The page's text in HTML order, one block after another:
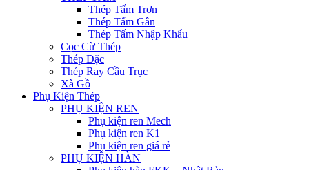
Thép Tấm Trơn
Thép Tấm Gân
Thép Tấm Nhập Khẩu
Cọc Cừ Thép
Thép Đặc
Thép Ray Cầu Trục
Xà Gồ
Phụ Kiện Thép
PHỤ KIỆN REN
Phụ kiện ren Mech
Phụ kiện ren K1
Phụ kiện ren giá rẻ
PHỤ KIỆN HÀN